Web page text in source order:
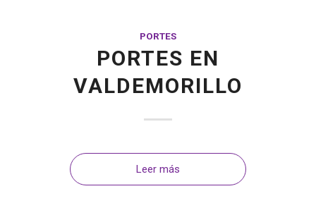
PORTES
PORTES EN
VALDEMORILLO
Leer más